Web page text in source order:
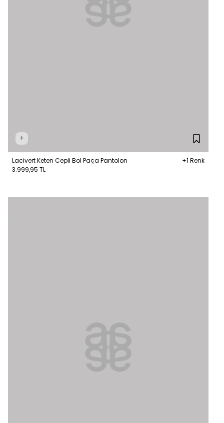
+
Lacivert Keten Cepli Bol Paça Pantolon
+1 Renk
3.999,95 TL